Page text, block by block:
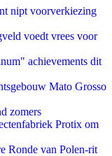
nipt voorverkiezing
voedt vrees voor
achievements dit
Mato Grosso
zomers
Protix om
Ronde van Polen-rit